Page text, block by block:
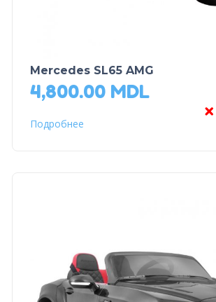
Mercedes SL65 AMG
4,800.00 MDL
Подробнее